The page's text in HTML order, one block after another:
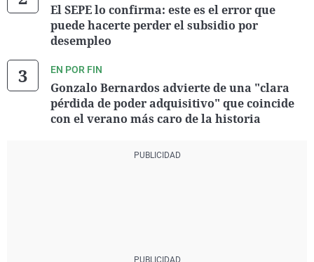
El SEPE lo confirma: este es el error que
puede hacerte perder el subsidio por
desempleo
EN POR FIN
Gonzalo Bernardos advierte de una "clara
pérdida de poder adquisitivo" que coincide
con el verano más caro de la historia